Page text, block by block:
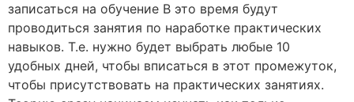
записаться на обучение В это время будут
проводиться занятия по наработке практических
навыков. Т.е. нужно будет выбрать любые 10
удобных дней, чтобы вписаться в этот промежуток,
чтобы присутствовать на практических занятиях.